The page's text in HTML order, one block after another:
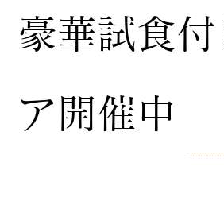
豪華試食付
ア開催中